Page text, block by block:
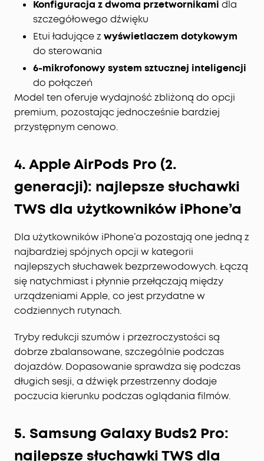
poziomie:Wykorzystaj ulepszoną akustykę
architektoniczną ACAA, 10,5-milimetrowy
przetwornik basowy, głośnik wysoko-tonowy
pokryty tytanem i cyfrową zwrotnicę
zapewniające maksymalną wydajność
przetwornika. Rozkoszuj się czystym, pełnym
dźwiękiem dopracowanym w najdrobniejszych
szczegółach.
Superszybkie ładowanie:Słuchawki z redukcją
szumów Liberty 4 Pro ładują się 2 razy szybciej niż
poprzednie modele dzięki baterii 5C. 5-minutowe
Ciesz się okresem do 10 godzin między
ładowaniami, dzięki etui z możliwością
wydłużenia aż do 40.
Wyraźne połączenia wzmocnione Al z 6
mikrofonami:Dzięki algorytmowi redukcji szumów
słuchawki zapewniają wyraźne połączenia,
gdziekolwiek jesteś. Ponadto algorytm redukcji
szumów spowodowanych wiatrem zapewnia
wygodną, bezproblemową komunikację,
niezależnie od pogody.
Konfiguracja z dwoma przetwornikami dla
szczegółowego dźwięku
Etui ładujące z wyświetlaczem dotykowym
do sterowania
6-mikrofonowy system sztucznej inteligencji
do połączeń
Model ten oferuje wydajność zbliżoną do opcji
premium, pozostając jednocześnie bardziej
przystępnym cenowo.
4. Apple AirPods Pro (2.
generacji): najlepsze słuchawki
TWS dla użytkowników iPhone’a
Dla użytkowników iPhone’a pozostają one jedną z
najbardziej spójnych opcji w kategorii
najlepszych słuchawek bezprzewodowych. Łączą
się natychmiast i płynnie przełączają między
urządzeniami Apple, co jest przydatne w
codziennych rutynach.
Tryby redukcji szumów i przezroczystości są
dobrze zbalansowane, szczególnie podczas
dojazdów. Dopasowanie sprawdza się podczas
długich sesji, a dźwięk przestrzenny dodaje
poczucia kierunku podczas oglądania filmów.
5. Samsung Galaxy Buds2 Pro:
najlepsze słuchawki TWS dla